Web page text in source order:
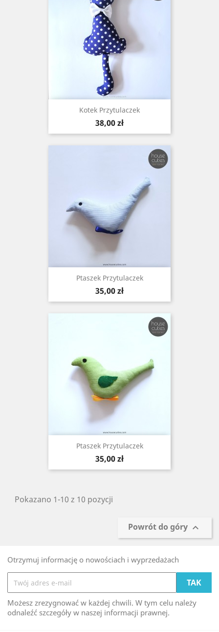
Kotek Przytulaczek
Cena
38,00 zł
Ptaszek Przytulaczek
Cena
35,00 zł
Ptaszek Przytulaczek
Cena
35,00 zł
Pokazano 1-10 z 10 pozycji
Powrót do góry 
Otrzymuj informację o nowościach i wyprzedażach
Możesz zrezygnować w każdej chwili. W tym celu należy
odnaleźć szczegóły w naszej informacji prawnej.